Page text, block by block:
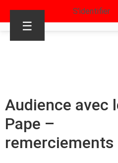
S’identifier
☰
Audience avec
Pape –
remerciements